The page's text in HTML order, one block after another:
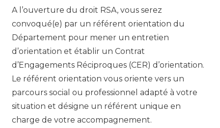
A l’ouverture du droit RSA, vous serez
convoqué(e) par un référent orientation du
Département pour mener un entretien
d’orientation et établir un Contrat
d’Engagements Réciproques (CER) d’orientation.
Le référent orientation vous oriente vers un
parcours social ou professionnel adapté à votre
situation et désigne un référent unique en
charge de votre accompagnement.